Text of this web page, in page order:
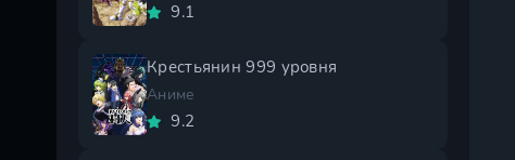
9.1
Крестьянин 999 уровня
Аниме
9.2